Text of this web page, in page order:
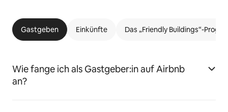
Gastgeben Einkünfte Das „Friendly Buildings“-
Wie fange ich als Gastgeber:in auf Airbnb
an?